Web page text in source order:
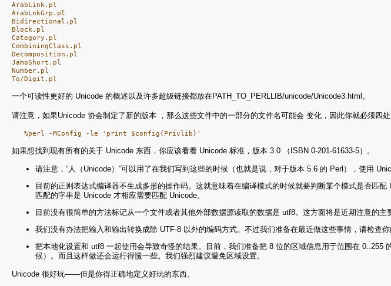
ArabLink.pl
ArabLnkGrp.pl
Bidirectional.pl
Block.pl
Category.pl
CombiningClass.pl
Decomposition.pl
JamoShort.pl
Number.pl
一个可读性更好的 Unicode 的概述以及许多超级链接都放在PATH_TO_PERLLIB/unicode/Unicode3.html。
请注意，如果Unicode 协会制定了新的版本 ，那么这些文件中的一部分的文件名可能会 变化，因此你就必须四
如果想找到现有所有的关于 Unicode 东西，你应该看看 Unicode 标准，版本 3.0 （ISBN 0-201-61633-5）。
请注意，“人（Unicode）”可以用了在我们写到这些的时候（也就是说，对于版本 5.6 的 Perl），使用
目前的正则表达式编译器不生成多形的操作码。这就意味着在编译模式的时候就要判断某个模式是否匹
匹配的字串是 Unicode 才相应需要匹配 Unicode。
目前没有很简单的方法标记从一个文件或者其他外部数据源读取的数据是 utf8。这方面将是近期注意的主
我们没有办法把输入和输出转换成除 UTF-8 以外的编码方式。不过我们准备在最近做这些事情，请检查你
把本地化设置和 utf8 一起使用会导致奇怪的结果。目前，我们准备把 8 位的区域信息用于范围在
候）。而且这样做还会运行得慢一些。我们强烈建议避免区域设置。
Unicode 很好玩——但是你得正确地定义好玩的东西。